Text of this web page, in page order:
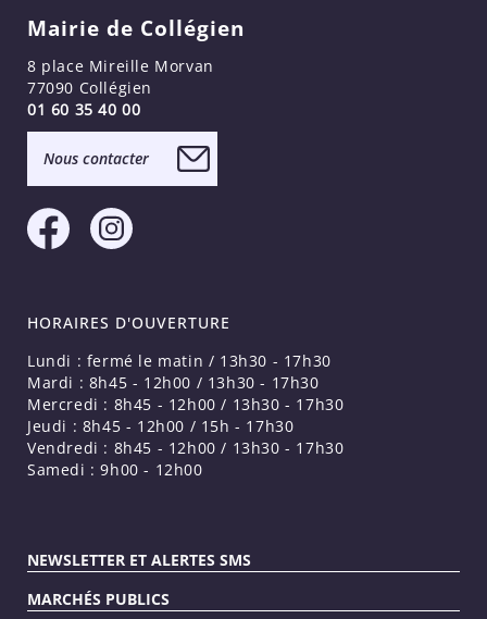
Mairie de Collégien
8 place Mireille Morvan
77090 Collégien
01 60 35 40 00
Nous contacter
HORAIRES D'OUVERTURE
Lundi : fermé le matin / 13h30 - 17h30
Mardi : 8h45 - 12h00 / 13h30 - 17h30
Mercredi : 8h45 - 12h00 / 13h30 - 17h30
Jeudi : 8h45 - 12h00 / 15h - 17h30
Vendredi : 8h45 - 12h00 / 13h30 - 17h30
Samedi : 9h00 - 12h00
NEWSLETTER ET ALERTES SMS
MARCHÉS PUBLICS